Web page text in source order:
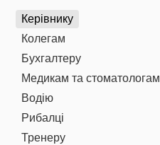
Керівнику
Колегам
Бухгалтеру
Медикам та стоматологам
Водію
Рибалці
Тренеру